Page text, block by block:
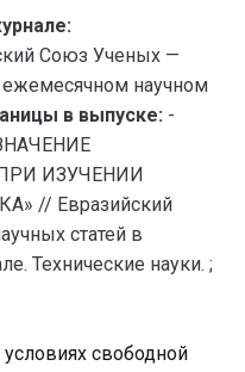
Союз Ученых —
ежемесячном научном
в выпуске: -
ИЗУЧЕНИИ
// Евразийский
статей в
Технические науки. ;
условиях свободной